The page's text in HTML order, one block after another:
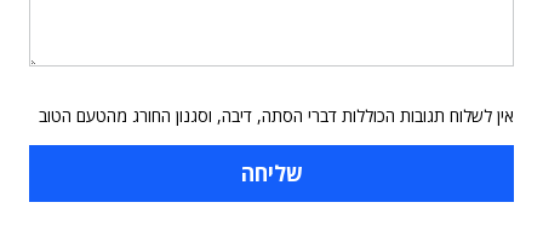
אין לשלוח תגובות הכוללות דברי הסתה, דיבה, וסגנון החורג מהטעם הטוב